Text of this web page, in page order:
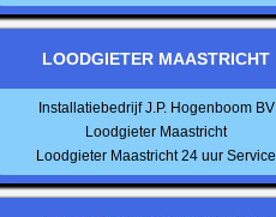
LOODGIETER MAASTRICHT
Installatiebedrijf J.P. Hogenboom BV
Loodgieter Maastricht
Loodgieter Maastricht 24 uur Service